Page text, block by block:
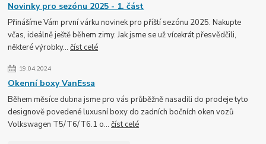
Novinky pro sezónu 2025 - 1. část
Přinášíme Vám první várku novinek pro příští sezónu 2025. Nakupte
včas, ideálně ještě během zimy. Jak jsme se už vícekrát přesvědčili,
některé výrobky...číst celé
19.04.2024
Okenní boxy VanEssa
Během měsíce dubna jsme pro vás průběžně nasadili do prodeje tyto
designově povedené luxusní boxy do zadních bočních oken vozů
Volkswagen T5/T6/T6.1 o...číst celé